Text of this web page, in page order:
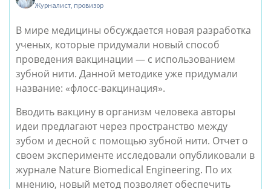
Журналист, провизор
В мире медицины обсуждается новая разработка
ученых, которые придумали новый способ
проведения вакцинации — с использованием
зубной нити. Данной методике уже придумали
название: «флосс-вакцинация».
Вводить вакцину в организм человека авторы
идеи предлагают через пространство между
зубом и десной с помощью зубной нити. Отчет о
своем эксперименте исследовали опубликовали в
журнале Nature Biomedical Engineering. По их
мнению, новый метод позволяет обеспечить